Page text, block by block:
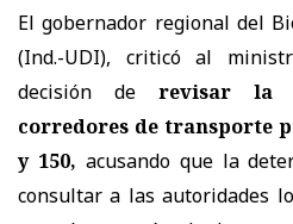
El gobernador regional del
(Ind.-UDI), criticó al
decisión de revisar la
corredores de transporte
y 150, acusando que la
consultar a las autoridades